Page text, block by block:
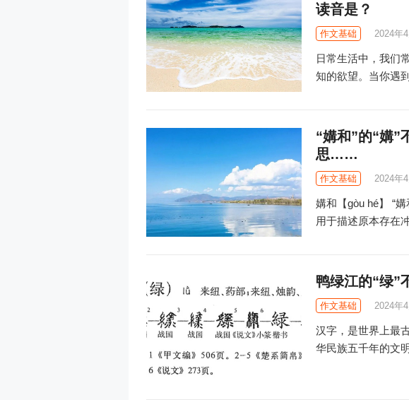
读音是？
作文基础 2024年
日常生活中，我们
知的欲望。当你遇
“媾和”的“媾”
思……
作文基础 2024年
媾和【gòu hé】 “
用于描述原本存在
鸭绿江的“绿”
作文基础 2024年
汉字，是世界上最
华民族五千年的文